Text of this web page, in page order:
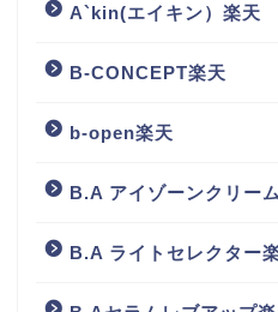
A`kin(エイキン）楽天
B-CONCEPT楽天
b-open楽天
B.A アイゾーンクリー
B.A ライトセレクター